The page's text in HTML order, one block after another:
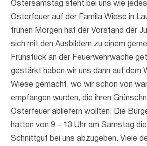
Ostersamstag steht bei uns wie
Osterfeuer auf der Famila Wiese in
frühen Morgen hat der Vorstand der
sich mit den Ausbildern zu einem
Frühstück an der Feuerwehrwache
gestärkt haben wir uns dann auf dem
Wiese gemacht, wo wir schon von
empfangen wurden, die ihren
Osterfeuer abliefern wollten. Die
hatten von 9 – 13 Uhr am Samstag
Schnittgut bei uns abzugeben. Viele